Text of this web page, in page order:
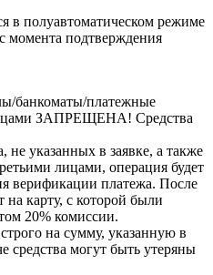
в полуавтоматическом режиме
момента подтверждения
банкоматы/платежные
ЗАПРЕЩЕНА! Средства
не указанных в заявке, а также
лицами, операция будет
верификации платежа. После
на карту, с которой были
20% комиссии.
на сумму, указанную в
средства могут быть утеряны